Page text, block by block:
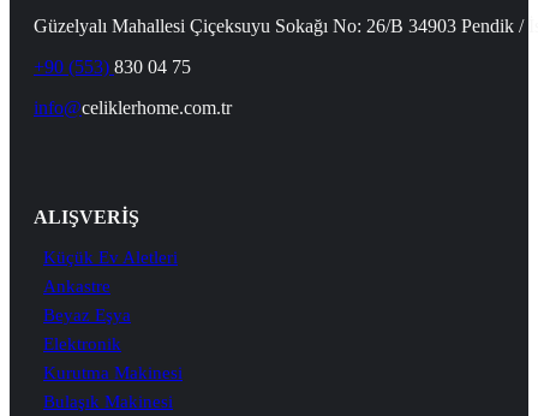
Güzelyalı Mahallesi Çiçeksuyu Sokağı No: 26/B 34903 Pendik /
+90 (553) 830 04 75
info@celiklerhome.com.tr
ALIŞVERİŞ
Küçük Ev Aletleri
Ankastre
Beyaz Eşya
Elektronik
Kurutma Makinesi
Bulaşık Makinesi